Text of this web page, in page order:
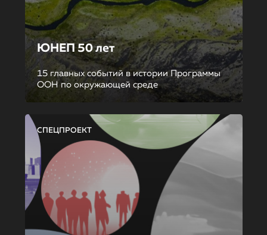
ЮНЕП 50 лет
15 главных событий в истории Программы
ООН по окружающей среде
СПЕЦПРОЕКТ